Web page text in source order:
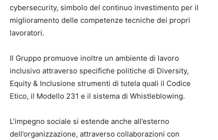
cybersecurity, simbolo del continuo investimento per il
miglioramento delle competenze tecniche dei propri
lavoratori.
Il Gruppo promuove inoltre un ambiente di lavoro
inclusivo attraverso specifiche politiche di Diversity,
Equity & Inclusione strumenti di tutela quali il Codice
Etico, il Modello 231 e il sistema di Whistleblowing.
L’impegno sociale si estende anche all’esterno
dell’organizzazione, attraverso collaborazioni con